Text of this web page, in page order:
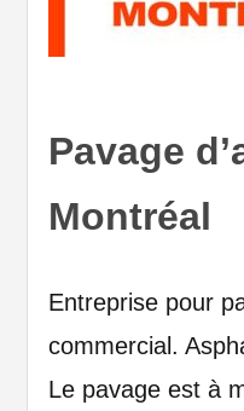
Pavage
Montréal
Entreprise pour
commercial.
Le pavage est à